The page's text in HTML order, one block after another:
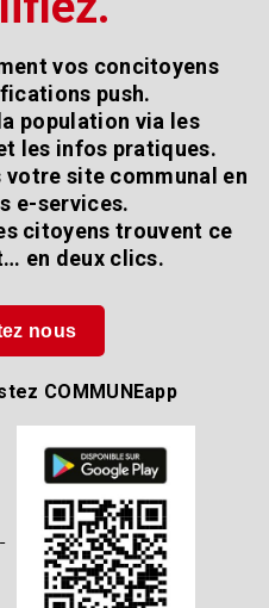
vos concitoyens
push.
population via les
les infos pratiques.
site communal en
e-services.
citoyens trouvent ce
en deux clics.
nous
COMMUNEapp